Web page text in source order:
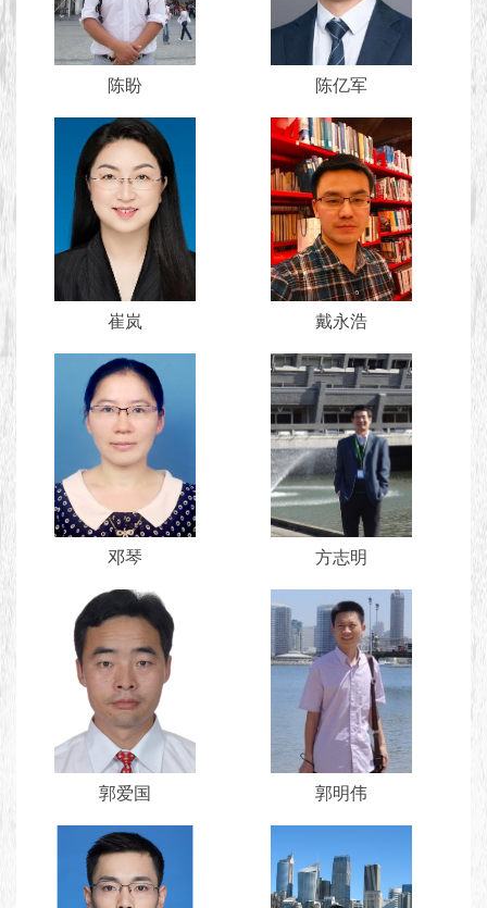
陈盼 陈亿军
崔岚 戴永浩
邓琴 方志明
郭爱国 郭明伟